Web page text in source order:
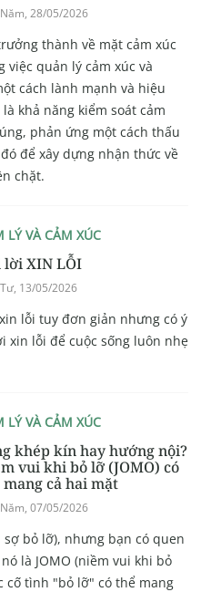
28/05/2026
thành về mặt cảm xúc
việc quản lý cảm xúc và
cách lành mạnh và hiệu
khả năng kiểm soát cảm
phản ứng một cách thấu
để xây dựng nhận thức về
chặt.
LÝ VÀ CẢM XÚC
lời XIN LỖI
13/05/2026
lỗi tuy đơn giản nhưng có ý
xin lỗi để cuộc sống luôn nhẹ
LÝ VÀ CẢM XÚC
khép kín hay hướng nội?
vui khi bỏ lỡ (JOMO) có
cả hai mặt
07/05/2026
sợ bỏ lỡ), nhưng bạn có quen
là JOMO (niềm vui khi bỏ
cố tình "bỏ lỡ" có thể mang